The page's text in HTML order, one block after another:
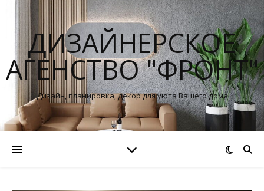
ДИЗАЙНЕРСКОЕ
АГЕНСТВО "ФРОНТ"
Дизайн, планировка, декор для уюта Вашего дома